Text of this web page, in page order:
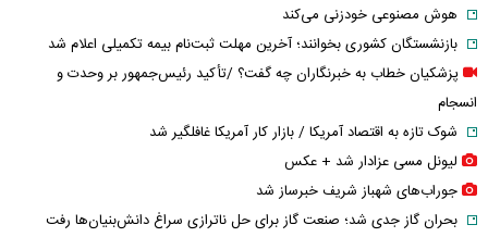
هوش مصنوعی خودزنی می‌کند
بازنشستگان کشوری بخوانند؛ آخرین مهلت ثبت‌نام بیمه تکمیلی اعلام شد
پزشکیان خطاب به خبرنگاران چه گفت؟ /تأکید رئیس‌جمهور بر وحدت و
انسجام
شوک تازه به اقتصاد آمریکا / بازار کار آمریکا غافلگیر شد
لیونل مسی عزادار شد + عکس
جوراب‌های شهباز شریف خبرساز شد
بحران گاز جدی شد؛ صنعت گاز برای حل ناترازی سراغ دانش‌بنیان‌ها رفت